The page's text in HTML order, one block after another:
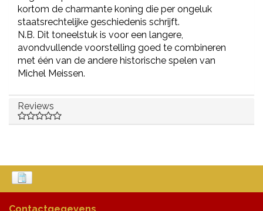
kortom de charmante koning die per ongeluk
staatsrechtelijke geschiedenis schrijft.
N.B. Dit toneelstuk is voor een langere,
avondvullende voorstelling goed te combineren
met één van de andere historische spelen van
Michel Meissen.
Reviews